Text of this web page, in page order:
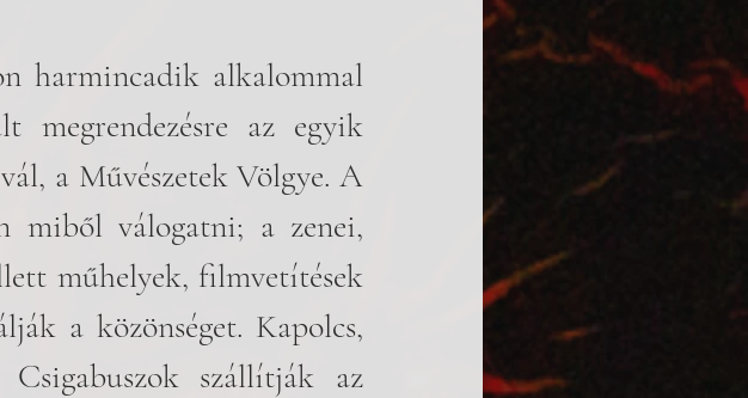
harmincadik alkalommal
megrendezésre az egyik
a Művészetek Völgye. A
miből válogatni; a zenei,
műhelyek, filmvetítések
a közönséget. Kapolcs,
szállítják az